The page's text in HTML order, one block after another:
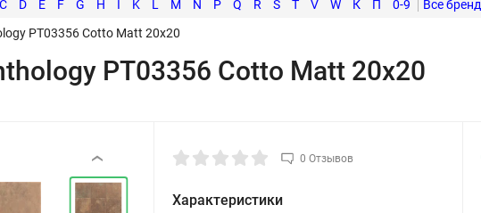
C D E F G H I K L M N P Q R S T V W К П
0-9
PT03356 Cotto Matt 20x20
PT03356 Cotto Matt 20x20
‹ 0 Отзывов
Характеристики